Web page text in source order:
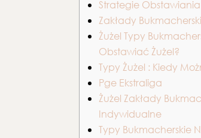
Strategie Obstawiania
Zakłady
Żużel Typy
Obstawiać Żużel?
Typy Żużel : Kiedy
Pge Ekstraliga
Żużel Zakłady
Indywidualne
Typy Bukmacherskie